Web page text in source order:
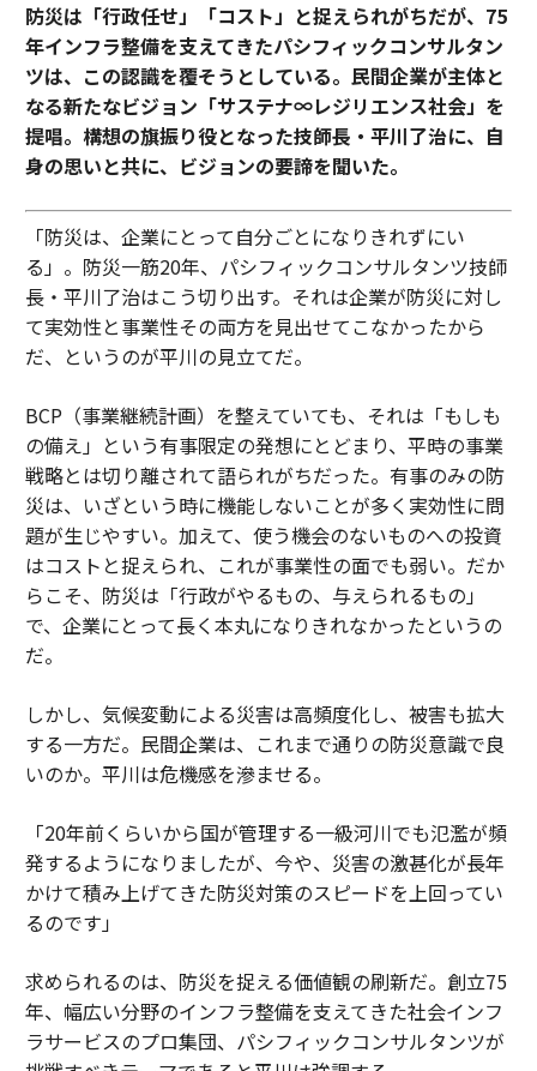
防災は「行政任せ」「コスト」と捉えられがちだが、75
年インフラ整備を支えてきたパシフィックコンサルタン
ツは、この認識を覆そうとしている。民間企業が主体と
なる新たなビジョン「サステナ∞レジリエンス社会」を
提唱。構想の旗振り役となった技師長・平川了治に、自
身の思いと共に、ビジョンの要諦を聞いた。
「防災は、企業にとって自分ごとになりきれずにい
る」。防災一筋20年、パシフィックコンサルタンツ技師
長・平川了治はこう切り出す。それは企業が防災に対し
て実効性と事業性その両方を見出せてこなかったから
だ、というのが平川の見立てだ。
BCP（事業継続計画）を整えていても、それは「もしも
の備え」という有事限定の発想にとどまり、平時の事業
戦略とは切り離されて語られがちだった。有事のみの防
災は、いざという時に機能しないことが多く実効性に問
題が生じやすい。加えて、使う機会のないものへの投資
はコストと捉えられ、これが事業性の面でも弱い。だか
らこそ、防災は「行政がやるもの、与えられるもの」
で、企業にとって長く本丸になりきれなかったというの
だ。
しかし、気候変動による災害は高頻度化し、被害も拡大
する一方だ。民間企業は、これまで通りの防災意識で良
いのか。平川は危機感を滲ませる。
「20年前くらいから国が管理する一級河川でも氾濫が頻
発するようになりましたが、今や、災害の激甚化が長年
かけて積み上げてきた防災対策のスピードを上回ってい
るのです」
求められるのは、防災を捉える価値観の刷新だ。創立75
年、幅広い分野のインフラ整備を支えてきた社会インフ
ラサービスのプロ集団、パシフィックコンサルタンツが